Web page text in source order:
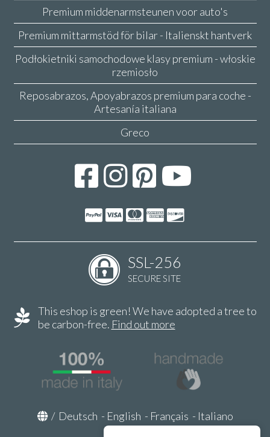
Premium middenarmsteunen voor auto's
Premium mittarmstöd för bilar - Italienskt hantverk
Podłokietniki samochodowe klasy premium - włoskie
rzemiosło
Reposabrazos, Apoyabrazos premium para coche -
Artesanía italiana
Greco
SSL-256
SECURE SITE
This eshop is green! We have adopted a tree to
be carbon-free. Find out more
/ Deutsch - English - Français - Italiano